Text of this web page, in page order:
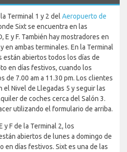
Terminal 1 y 2 del Aeropuerto de
Sixt se encuentra en las
E y F. También hay mostradores en
en ambas terminales. En la Terminal
están abiertos todos los días de
en días festivos, cuando los
de 7.00 am a 11.30 pm. Los clientes
el Nivel de Llegadas 5 y seguir las
de coches cerca del Salón 3.
utilizando el formulario de arriba.
y F de la Terminal 2, los
abiertos de lunes a domingo de
en días festivos. Sixt es una de las